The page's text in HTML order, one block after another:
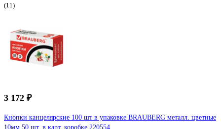
(11)
3 172 ₽
Кнопки канцелярские 100 шт в упаковке BRAUBERG металл. цветные
10мм 50 шт. в карт. коробке 220554